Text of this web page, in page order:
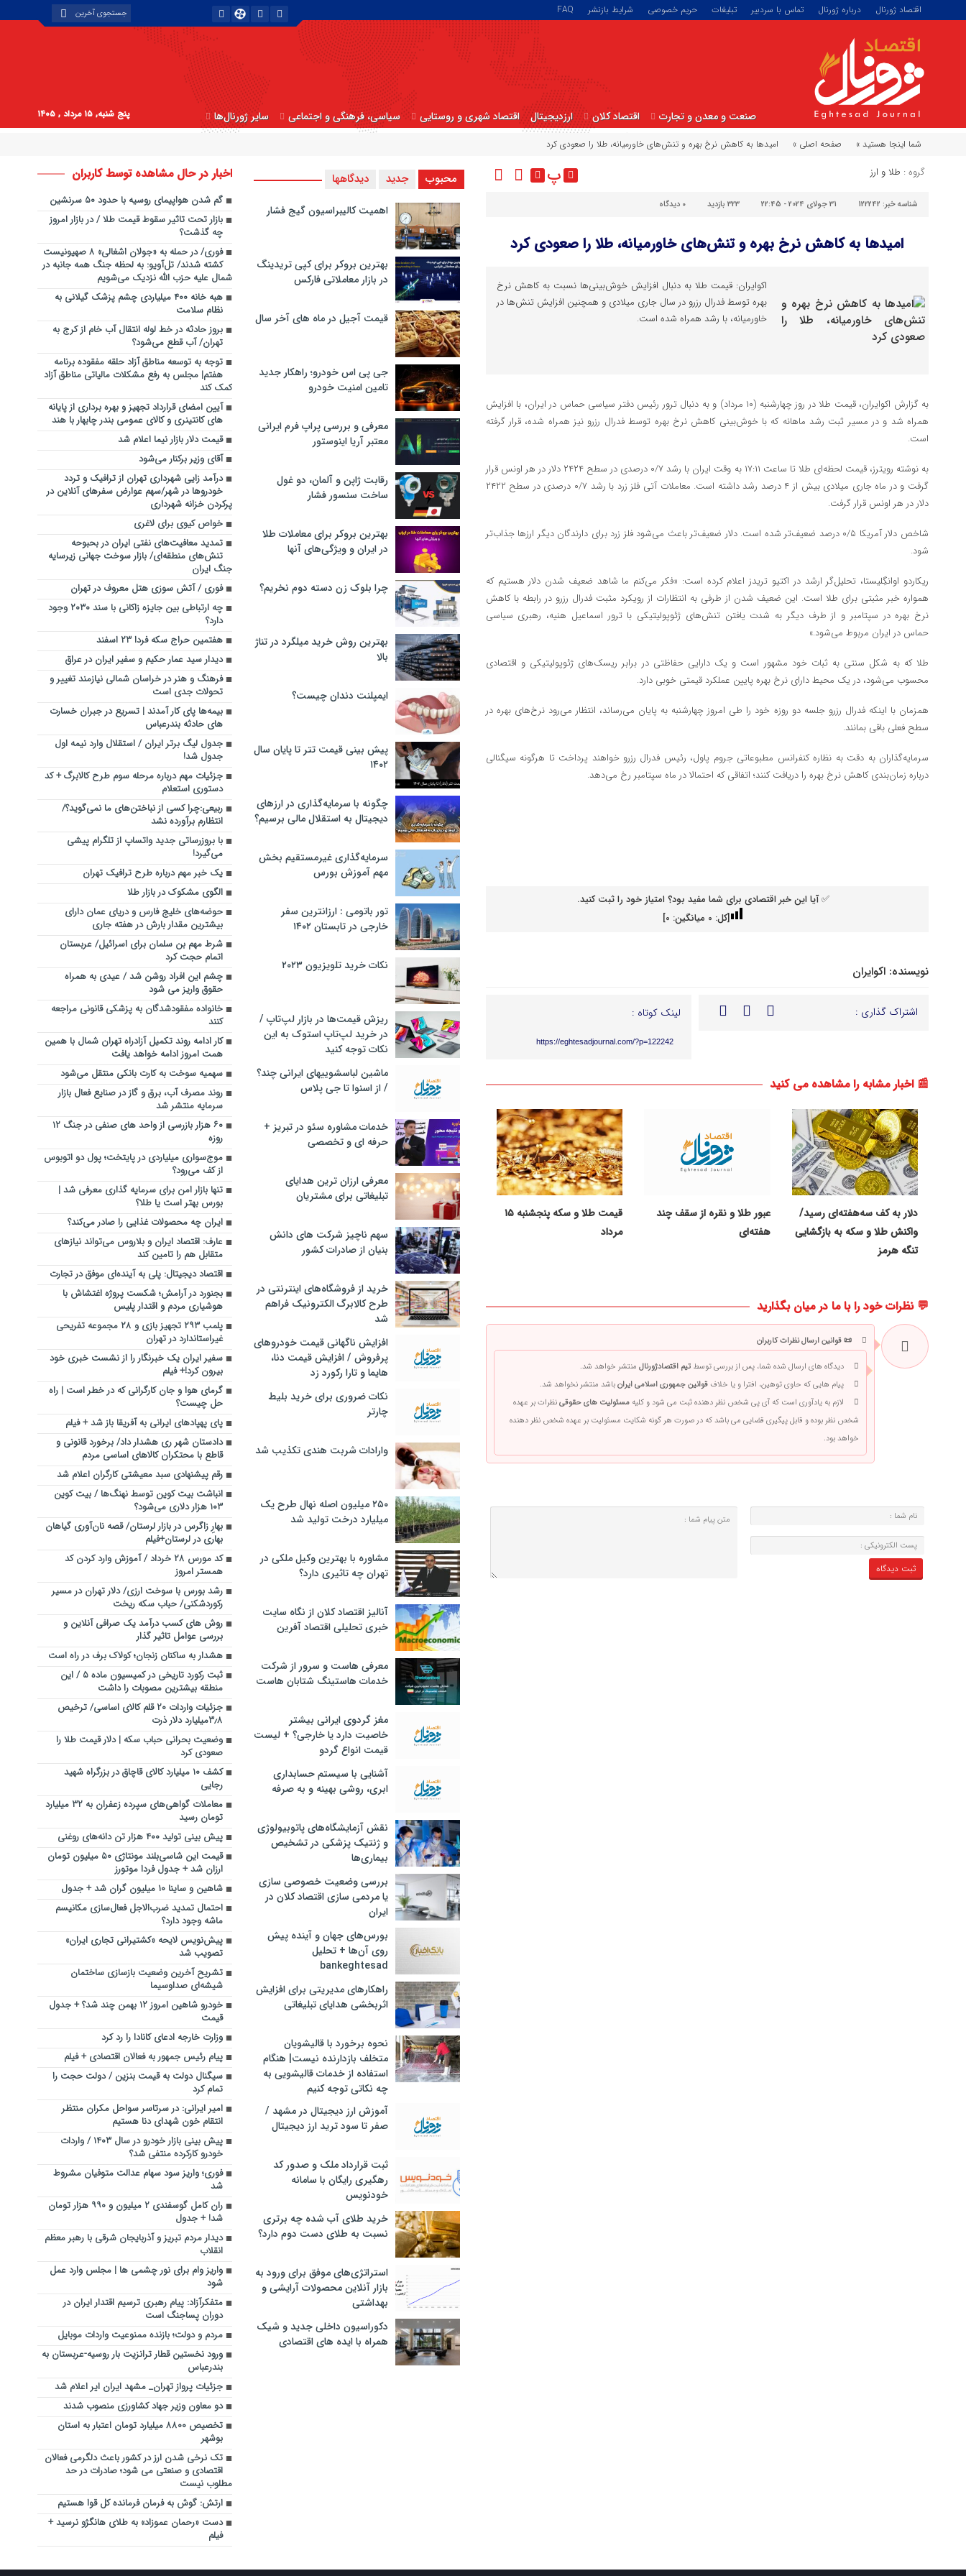
اقتصاد ژورنال درباره ژورنال تماس با سردبیر تبلیغات حریم خصوصی شرایط بازنشر FAQ
صنعت و معدن و تجارت اقتصاد کلان ارزدیجیتال اقتصاد شهری و روستایی سیاسی، فرهنگی و اجتماعی سایر ژورنال‌ها پنج شنبه, ۱۵ مرداد , ۱۴۰۵
شما اینجا هستید » صفحه اصلی » امیدها به کاهش نرخ بهره و تنش‌های خاورمیانه، طلا را صعودی کرد
گروه : طلا و ارز پ
شناسه خبر: 122242 31 جولای 2024 - 22:45 323 بازدید ۰ دیدگاه
امیدها به کاهش نرخ بهره و تنش‌های خاورمیانه، طلا را صعودی کرد
اکوایران: قیمت طلا به دنبال افزایش خوش‌بینی‌ها نسبت به کاهش نرخ
بهره توسط فدرال رزرو در سال جاری میلادی و همچنین افزایش تنش‌ها در
خاورمیانه، با رشد همراه شده است.
به گزارش اکوایران، قیمت‌ طلا در روز چهارشنبه (۱۰ مرداد) و به دنبال ترور رئیس دفتر سیاسی حماس در ایران، با افزایش
همراه شد و در مسیر ثبت رشد ماهانه که با خوش‌بینی کاهش نرخ بهره توسط فدرال رزرو نیز همراه شده، قرار گرفته
است.
به نوشته رویترز، قیمت لحظه‌ای طلا تا ساعت ۱۷:۱۱ به وقت ایران با رشد ۰/۷ درصدی در سطح ۲۴۲۴ دلار در هر اونس قرار
گرفت و در ماه جاری میلادی بیش از ۴ درصد رشد داشته است. معاملات آتی فلز زرد با رشد ۰/۷ درصدی در سطح ۲۴۲۲
دلار در هر اونس قرار گرفت.
شاخص دلار آمریکا ۰/۵ درصد ضعیف‌تر شده است. دلار ضعیف‌تر باعث می‌شود فلز زرد برای دارندگان دیگر ارزها جذاب‌تر
شود.
ریکاردو اوانگِلیستا، تحلیل‌گر ارشد در اکتیو تریدز اعلام کرده است: «فکر می‌کنم ما شاهد ضعیف شدن دلار هستیم که
همواره خبر مثبتی برای طلا است. این ضعیف شدن از طرفی به انتظارات از رویکرد مثبت فدرال رزرو در رابطه با کاهش
نرخ بهره در سپتامبر و از طرف دیگر به شدت یافتن تنش‌های ژئوپولیتیکی با ترور اسماعیل هنیه، رهبری سیاسی
حماس در ایران مربوط می‌شود.»
طلا که به شکل سنتی به ثبات خود مشهور است و یک دارایی حفاظتی در برابر ریسک‌های ژئوپولیتیکی و اقتصادی
محسوب می‌شود، در یک محیط دارای نرخ بهره پایین عملکرد قیمتی خوبی دارد.
همزمان با اینکه فدرال رزرو جلسه دو روزه خود را طی امروز چهارشنبه به پایان می‌رساند، انتظار می‌رود نرخ‌های بهره در
سطح فعلی باقی بمانند.
سرمایه‌گذاران به دقت به نظاره کنفرانس مطبوعاتی جروم پاول، رئیس فدرال رزرو خواهند پرداخت تا هرگونه سیگنالی
درباره زمان‌بندی کاهش نرخ بهره را دریافت کنند؛ اتفاقی که احتمالا در ماه سپتامبر رخ می‌دهد.
✅ آیا این خبر اقتصادی برای شما مفید بود؟ امتیاز خود را ثبت کنید.
[کل: 0 میانگین: 0
]
نویسنده: اکوایران
اشتراک گذاری : لینک کوتاه :
https://eghtesadjournal.com/?p=122242
📰 اخبار مشابه را مشاهده می کنید
دلار به کف سه‌هفته‌ای رسید/
واکنش طلا و سکه به بازگشایی
تنگه هرمز
عبور طلا و نقره از سقف چند
هفته‌ای
قیمت طلا و سکه پنجشنبه ۱۵
مرداد
💬 نظرات خود را با ما در میان بگذارید
📜 قوانین ارسال نظرات کاربران
دیدگاه های ارسال شده شما، پس از بررسی توسط تیم اقتصادژورنال منتشر خواهد شد.
پیام هایی که حاوی توهین، افترا و یا خلاف قوانین جمهوری اسلامی ایرانباشد منتشر نخواهد شد.
لازم به یادآوری است که آی پی شخص نظر دهنده ثبت می شود و کلیه مسئولیت های حقوقینظرات بر عهده
شخص نظر بوده و قابل پیگیری قضایی می باشد که در صورت هر گونه شکایت مسئولیت بر عهده شخص نظر دهنده
خواهد بود.
محبوب جدید دیدگاهها
اهمیت کالیبراسیون گیج فشار
بهترین بروکر برای کپی‌ تریدینگ
در بازار معاملاتی فارکس
قیمت آجیل در ماه های آخر سال
جی پی اس خودرو؛ راهکار جدید
تامین امنیت خودرو
معرفی و بررسی پراپ فرم ایرانی
معتبر آریا اینوستور
رقابت ژاپن و آلمان، دو غول
ساخت سنسور فشار
بهترین بروکر برای معاملات طلا
در ایران و ویژگی‌های آنها
چرا بلوک زن دسته دوم نخریم؟
بهترین روش خرید میلگرد در تناژ
بالا
ایمپلنت دندان چیست؟
پیش بینی قیمت تتر تا پایان سال
۱۴۰۲
چگونه با سرمایه‌گذاری در ارزهای
دیجیتال به استقلال مالی برسیم؟
سرمایه‌گذاری غیرمستقیم بخش
مهم آموزش بورس
تور باتومی : ارزانترین سفر
خارجی در تابستان ۱۴۰۲
نکات خرید تلویزیون ۲۰۲۳
ریزش قیمت‌ها در بازار لپ‌تاپ /
در خرید لپ‌تاپ استوک به این
نکات توجه کنید
ماشین لباسشویی‎های ایرانی چند؟
/ از اسنوا تا جی پلاس
خدمات مشاوره سئو در تبریز +
حرفه ای و تخصصی
معرفی ارزان ترین هدایای
تبلیغاتی برای مشتریان
سهم ناچیز شرکت های دانش
بنیان از صادرات کشور
خرید از فروشگاه‌های اینترنتی در
طرح کالابرگ الکترونیک فراهم
شد
افزایش ناگهانی قیمت خودروهای
پرفروش / افزایش قیمت دنا،
هایما و تارا رکورد زد
نکات ضروری برای خرید بلیط
چارتر
وارادات شربت هندی تکذیب شد
۲۵۰ میلیون اصله نهال طرح یک
میلیارد درخت تولید شد
مشاوره با بهترین وکیل ملکی در
تهران چه تاثیری دارد؟
آنالیز اقتصاد کلان از نگاه سایت
خبری تحلیلی اقتصاد آفرین
معرفی هاست و سرور از شرکت
خدمات هاستینگ شتابان هاست
مغز گردوی ایرانی بیشتر
خاصیت دارد یا خارجی؟ + لیست
قیمت انواع گردو
آشنایی با سیستم حسابداری
ابری، روشی بهینه و به صرفه
نقش آزمایشگاه‌های پاتوبیولوژی
و ژنتیک پزشکی در تشخیص
بیماری‌ها
بررسی وضعیت خصوصی سازی
یا مردمی سازی اقتصاد کلان در
ایران
بورس‌های جهان و آینده پیش
روی آن‌ها + تحلیل
bankeghtesad
راهکارهای مدیریتی برای افزایش
اثربخشی هدایای تبلیغاتی
نحوه برخورد با قالیشویان
متخلف بازدارنده نیست| هنگام
استفاده از خدمات قالیشویی به
چه نکاتی توجه کنیم
آموزش ارز دیجیتال در مشهد /
صفر تا سود ترید ارز دیجیتال
ثبت قرارداد ملک و صدور کد
رهگیری رایگان با سامانه
خودنویس
خرید طلای آب شده چه برتری
نسبت به طلای دست دوم دارد؟
استراتژی‌های موفق برای ورود به
بازار آنلاین محصولات آرایشی و
بهداشتی
دکوراسیون داخلی جدید و شیک
همراه با ایده های اقتصادی
اخبار در حال مشاهده توسط کاربران
گم شدن هواپیمای روسیه با حدود ۵۰ سرنشین
بازار تحت تاثیر سقوط قیمت طلا / در بازار امروز
چه گذشت؟
فوری/ در حمله به «جولان اشغالی» ۸ صهیونیست
کشته شدند/ تل‌آویو: به لحظه جنگ همه جانبه در
شمال علیه حزب الله نزدیک می‌شویم
هبه خانه ۴۰۰ میلیاردی چشم پزشک گیلانی به
نظام سلامت
بروز حادثه در خط لوله انتقال آب خام از کرج به
تهران/ آب قطع می‌شود؟
توجه به توسعه مناطق آزاد حلقه مفقوده برنامه
هفتم| مجلس به رفع مشکلات مالیاتی مناطق آزاد
کمک کند
آیین امضای قرارداد تجهیز و بهره برداری از پایانه
های کانتینری و کالای عمومی بندر چابهار با هند
قیمت دلار بازار نیما اعلام شد
آقای وزیر برکنار می‌شود
درآمد زایی شهرداری تهران از ترافیک و تردد
خودروها در شهر/سهم عوارض سفرهای آنلاین در
پرکردن خزانه شهرداری
خواص کیوی برای لاغری
تمدید معافیت‌های نفتی ایران در بحبوحه
تنش‌های منطقه‌ای/ بازار سوخت جهانی زیرسایه
جنگ ایران
فوری / آتش سوزی هتل معروف در تهران
چه ارتباطی بین جایزه زاکانی با سند ۲۰۳۰ وجود
دارد؟
هفتمین حراج سکه فردا ۲۳ اسفند
دیدار سید عمار حکیم و سفیر ایران در عراق
فرهنگ و هنر در خراسان شمالی نیازمند تغییر و
تحولات جدی است
بیمه‌ها پای کار آمدند | تسریع در جبران خسارت‌
های حادثه بندرعباس
جدول لیگ برتر ایران / استقلال وارد نیمه اول
جدول شد!
جزئیات مهم درباره مرحله سوم طرح کالابرگ + کد
دستوری استعلام
ربیعی:چرا کسی از نباختن‌های ما نمی‌گوید؟/
انتظارم برآورده نشد
با بروزرساتی جدید واتساپ از تلگرام پیشی
می‌گیرد!
یک خبر مهم درباره طرح ترافیک تهران
الگوی مشکوک در بازار طلا
حوضه‌های خلیج فارس و دریای عمان دارای
بیشترین مقدار بارش در هفته جاری
شرط مهم بن سلمان برای اسرائیل/ عربستان
اتمام حجت کرد
چشم این افراد روشن شد / عیدی به همراه
حقوق واریز می شود
خانواده‌ مفقودشدگان به پزشکی قانونی مراجعه
کنند
کار ادامه روند تکمیل آزادراه تهران شمال با همین
همت امروز ادامه خواهد یافت
سهمیه سوخت به کارت بانکی منتقل می‌شود
روند مصرف آب، برق و گاز در صنایع فعال بازار
سرمایه منتشر شد
۶۰ هزار بازرسی از واحد های صنفی در جنگ ۱۲
روزه
موج‌سواری میلیاردی در پایتخت؛ پول دو اتوبوس
از کف می‌رود؟
تنها بازار امن برای سرمایه گذاری معرفی شد |
بورس بهتر است یا طلا؟
ایران چه محصولات غذایی را صادر می‌کند؟
عارف: اقتصاد ایران و بلاروس می‌تواند نیازهای
متقابل هم را تامین کند
اقتصاد دیجیتال: پلی به آینده‌ای موفق در تجارت
بجنورد در آرامش؛ شکست پروژه اغتشاش با
هوشیاری مردم و اقتدار پلیس
پلمب ۲۹۳ تجهیز بازی و ۲۸ مجموعه تفریحی
غیراستاندارد در تهران
سفیر ایران یک خبرنگار را از نشست خبری خود
بیرون کرد!+ فیلم
گرمای هوا و جان کارگرانی که در خطر است | راه
حل چیست؟
پای پهپادهای ایرانی به آفریقا باز شد + فیلم
دادستان شهر ری هشدار داد/ برخورد قانونی و
قاطع با محتکران کالاهای اساسی مردم
رقم پیشنهادی سبد معیشتی کارگران اعلام شد
انباشت بیت کوین توسط نهنگ‌ها / بیت کوین
۱۰۳ هزار دلاری می‌شود؟
بهارِ زاگرس در بازار لرستان/ قصه نان‌آوری گیاهان
بهاری در لرستان+فیلم
کد مورس ۲۸ خرداد / آموزش وارد کردن کد
همستر امروز
رشد بورس با سوخت ارزی/ دلار تهران در مسیر
رکوردشکنی/ حباب سکه ریخت
روش های کسب درآمد یک صرافی آنلاین و
بررسی عوامل تاثیر گذار
هشدار به ساکنان زنجان؛ کولاک برف در راه است
ثبت رکورد تاریخی در کمیسیون ماده ۵ / این
منطقه بیشترین مصوبات را داشت
جزئیات واردات ۲۰ قلم کالای اساسی/ ترخیص
۳٫۸میلیارد دلار ذرت
وضعیت بحرانی حباب سکه | دلار قیمت طلا را
صعودی کرد
کشف ۱۰ میلیارد کالای قاچاق در بزرگراه شهید
رجایی
معاملات گواهی‌های سپرده زعفران به ۳۲ میلیارد
تومان رسید
پیش بینی تولید ۴۰۰ هزار تن دانه‌های روغنی
قیمت این شاسی‌بلند مونتاژی ۵۰ میلیون تومان
ارزان شد + جدول فردا موتورز
شاهین و ساینا ۱۰ میلیون گران شد + جدول
احتمال تمدید ضرب‌‌الاجل فعال‌‌سازی مکانیسم
ماشه وجود دارد؟
پیش‌نویس لایحه «کشتیرانی تجاری ایران»
تصویب شد
تشریح آخرین وضعیت بازسازی ساختمان
شیشه‌ای صداوسیما
خودرو شاهین امروز ۱۲ بهمن چند شد؟ + جدول
قیمت
وزارت خارجه ادعای کانادا را رد کرد
پیام رئیس جمهور به فعالان اقتصادی + فیلم
سیگنال دولت به قیمت بنزین / دولت حجت را
تمام کرد
امیر ایرانی: در سرتاسر سواحل مکران منتظر
انتقام خون شهدای دنا هستیم
پیش‌ بینی بازار خودرو در سال ۱۴۰۳ / واردات
خودرو کارکرده منتفی شد؟
فوری؛ واریز سود سهام عدالت متوفیان مشروط
شد
ران کامل گوسفندی ۲ میلیون و ۹۹۰ هزار تومان
شد! + جدول
دیدار مردم تبریز و آذربایجان شرقی با رهبر معظم
انقلاب
واریز وام برای نور چشمی ها | مجلس وارد عمل
شود
متفکرآزاد: پیام رهبری ترسیم اقتدار ایران در
دوران پساجنگ است
مردم و دولت؛ بازنده ممنوعیت واردات موبایل
ورود نخستین قطار ترانزیت بار روسیه-عربستان به
بندرعباس
جزئیات پرواز تهران_ مشهد ایران ایر اعلام شد
دو معاون وزیر جهاد کشاورزی منصوب شدند
تخصیص ۸۸۰۰ میلیارد تومان اعتبار به استان
بوشهر
تک نرخی شدن ‌ارز در کشور باعث دلگرمی فعالان
اقتصادی و صنعتی می شود؛ صادرات در حد
مطلوب نیست
ارتش: گوش به فرمان فرمانده کل قوا هستیم
دست «رحمان عموزاد» به طلای هانگژو نرسید +
فیلم